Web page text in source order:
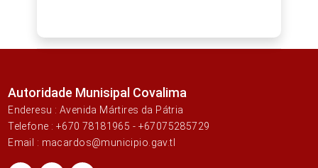
Autoridade Munisipal Covalima
Enderesu : Avenida Mártires da Pátria
Telefone : +670 78181965 - +67075285729
Email : macardos@municipio.gav.tl